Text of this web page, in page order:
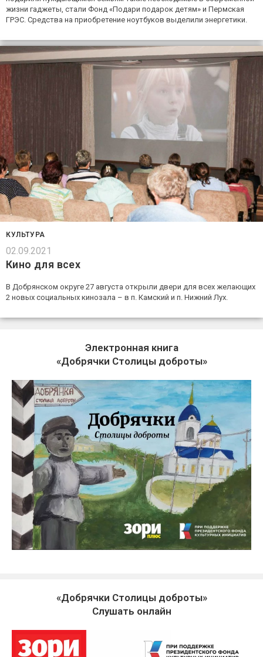
жизни гаджеты, стали Фонд «Подари подарок детям» и Пермская
ГРЭС. Средства на приобретение ноутбуков выделили энергетики.
КУЛЬТУРА
02.09.2021
Кино для всех
В Добрянском округе 27 августа открыли двери для всех желающих
2 новых социальных кинозала – в п. Камский и п. Нижний Лух.
Электронная книга
«Добрячки Столицы доброты»
«Добрячки Столицы доброты»
Слушать онлайн